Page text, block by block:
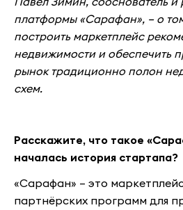
платформы «Сарафан», – о
построить маркетплейс
недвижимости и обеспечить
рынок традиционно полон
схем.
Расскажите, что такое
началась история стартапа?
«Сарафан» – это
партнёрских программ для